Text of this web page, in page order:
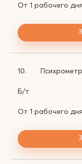
От 1 рабочего дня
10.
Б/т
От 1 рабочего дня